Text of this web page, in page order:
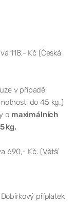
118,- Kč (Česká
v případě
do 45 kg.)
o maximálních
kg.
690,- Kč. (Větší
příplatek